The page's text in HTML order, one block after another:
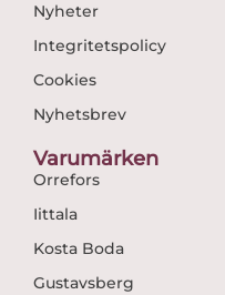
Nyheter
Integritetspolicy
Cookies
Nyhetsbrev
Varumärken
Orrefors
Iittala
Kosta Boda
Gustavsberg